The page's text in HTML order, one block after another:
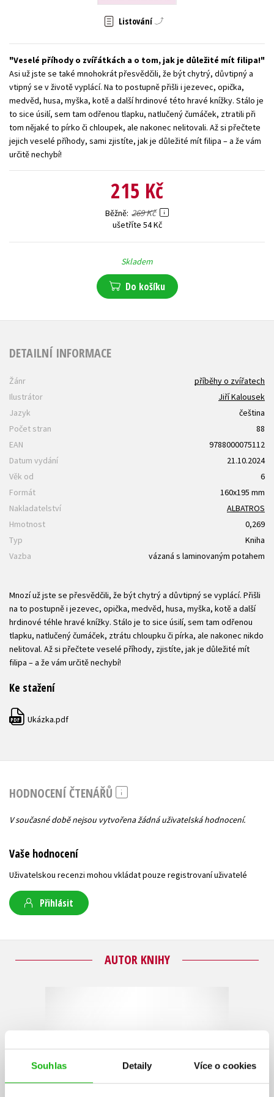
Souhlas Detaily Více o cookies
Zahraniční literatura
Všechny tituly
Listování
Veselé příhody o zvířátkách a o tom, jak je důležité mít filipa!
Asi už jste se také mnohokrát přesvědčili, že být chytrý, důvtipný a
vtipný se v životě vyplácí. Na to postupně přišli i jezevec, opička,
medvěd, husa, myška, kotě a další hrdinové této hravé knížky. Stálo je
to sice úsilí, sem tam odřenou tlapku, natlučený čumáček, ztratili při
tom nějaké to pírko či chloupek, ale nakonec nelitovali. Až si přečtete
jejich veselé příhody, sami zjistíte, jak je důležité mít filipa – a že vám
určitě nechybí!
215 Kč
Běžně 269 Kč
ušetříte 54 Kč
Skladem
Do košíku
DETAILNÍ INFORMACE
Žánr
příběhy o zvířatech
Ilustrátor
Jiří Kalousek
Jazyk
čeština
Počet stran
88
EAN
9788000075112
Datum vydání
21.10.2024
Věk od
6
Formát
160x195 mm
Nakladatelství
ALBATROS
Hmotnost
0,269
Typ
Kniha
Vazba
vázaná s laminovaným potahem
Mnozí už jste se přesvědčili, že být chytrý a důvtipný se vyplácí. Přišli
na to postupně i jezevec, opička, medvěd, husa, myška, kotě a další
hrdinové téhle hravé knížky. Stálo je to sice úsilí, sem tam odřenou
tlapku, natlučený čumáček, ztrátu chloupku či pírka, ale nakonec nikdo
nelitoval. Až si přečtete veselé příhody, zjistíte, jak je důležité mít
filipa – a že vám určitě nechybí!
Ke stažení
PDF Ukázka.pdf
HODNOCENÍ ČTENÁŘŮ
V současné době nejsou vytvořena žádná uživatelská hodnocení.
Vaše hodnocení
Uživatelskou recenzi mohou vkládat pouze registrovaní uživatelé
Přihlásit
AUTOR KNIHY